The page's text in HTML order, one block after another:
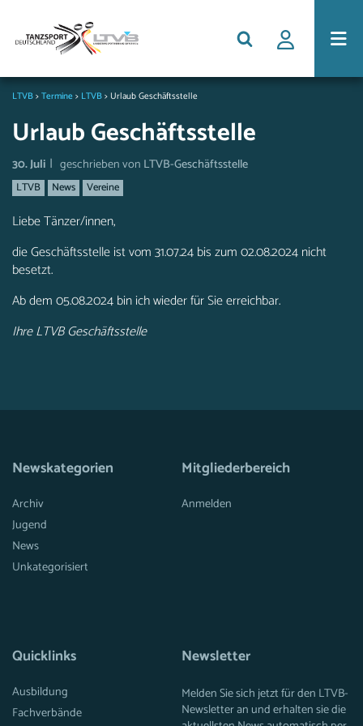
LTVB>Termine> LTVB> Urlaub Geschäftsstelle
Urlaub Geschäftsstelle
30. Juli | geschrieben von LTVB-Geschäftsstelle
LTVB News Vereine
Liebe Tänzer/innen,
die Geschäftsstelle ist vom 31.07.24 bis zum 02.08.2024 nicht
besetzt.
Ab dem 05.08.2024 bin ich wieder für Sie erreichbar.
Ihre LTVB Geschäftsstelle
Newskategorien
Archiv
Jugend
News
Unkategorisiert
Mitgliederbereich
Anmelden
Quicklinks
Ausbildung
Fachverbände
Newsletter
Melden Sie sich jetzt für den LTVB-
Newsletter an und erhalten sie die